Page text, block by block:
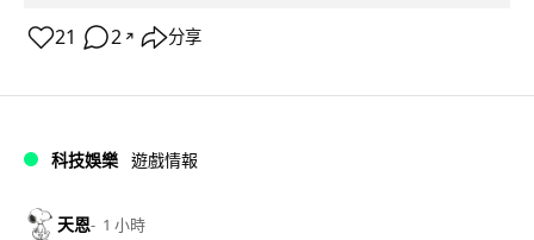
21 2 ↗ 分享
科技娛樂 遊戲情報
天恩 1 小時